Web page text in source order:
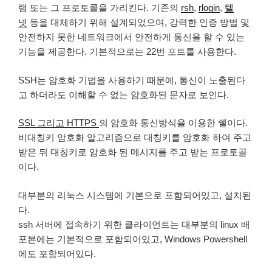
램 또는 그 프로토콜을 가리킨다. 기존의 rsh, rlogin, 텔
넷 등을 대체하기 위해 설계되었으며, 강력한 인증 방법 및
안전하지 못한 네트워크에서 안전하게 통신을 할 수 있는
기능을 제공한다. 기본적으로는 22번 포트를 사용한다.
SSH는 암호화 기법을 사용하기 때문에, 통신이 노출된다
고 하더라도 이해할 수 없는 암호화된 문자로 보인다.
SSL 그리고 HTTPS 의 암호화 통신방식을 이용한 쉘이다.
비대칭키 암호화 알고리즘으로 대칭키를 암호화 하여 주고
받은 뒤 대칭키로 암호화 된 메시지를 주고 받는 프로토골
이다.
대부분의 리눅스 시스템에 기본으로 포함되어있고, 설치된
다.
ssh 서버에 접속하기 위한 클라이언트는 대부분의 linux 배
포본에는 기본적으로 포함되어있고, Windows Powershell
에도 포함되어있다.